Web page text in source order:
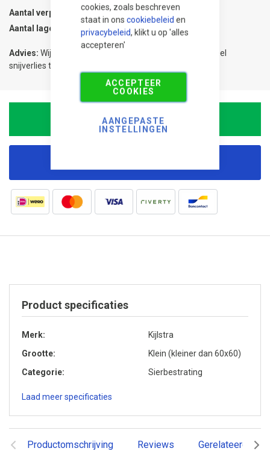
cookies, zoals beschreven
staat in ons cookiebeleid en
privacybeleid, klikt u op 'alles
accepteren'
ACCEPTEER
COOKIES
AANGEPASTE
INSTELLINGEN
Aantal verpakkingen 0.12
Aantal lagen
Advies: Wij adviseren 5% meer te bestellen om eventueel
snijverlies te compenseren.
In Winkelwagen
Productomschrijving Reviews Gerelateerde
Product specificaties
Merk
Kijlstra
Grootte
Klein (kleiner dan 60x60)
Categorie
Sierbestrating
Laad meer specificaties